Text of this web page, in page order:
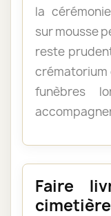
la
sur mousse
reste
crématorium
funèbres
Faire
cimetière